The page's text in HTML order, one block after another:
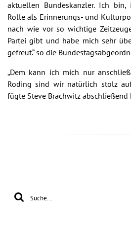
aktuellen Bundeskanzler. Ich bin,
Rolle als Erinnerungs- und
nach wie vor so wichtige
Partei gibt und habe mich sehr
gefreut.“ so die
„Dem kann ich mich nur
Roding sind wir natürlich stolz auf
fügte Steve Brachwitz abschließend